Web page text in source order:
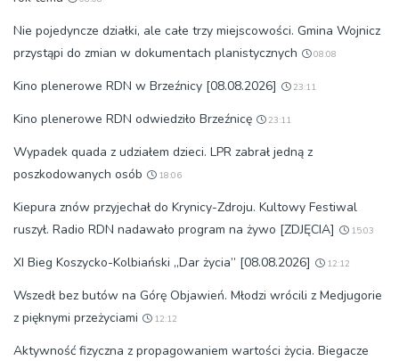
Nie pojedyncze działki, ale całe trzy miejscowości. Gmina Wojnicz
przystąpi do zmian w dokumentach planistycznych
08:08
Kino plenerowe RDN w Brzeźnicy [08.08.2026] 23:11
Kino plenerowe RDN odwiedziło Brzeźnicę 23:11
Wypadek quada z udziałem dzieci. LPR zabrał jedną z
poszkodowanych osób
18:06
Kiepura znów przyjechał do Krynicy-Zdroju. Kultowy Festiwal
ruszył. Radio RDN nadawało program na żywo [ZDJĘCIA]
15:03
XI Bieg Koszycko-Kolbiański „Dar życia” [08.08.2026] 12:12
Wszedł bez butów na Górę Objawień. Młodzi wrócili z Medjugorie
z pięknymi przeżyciami
12:12
Aktywność fizyczna z propagowaniem wartości życia. Biegacze